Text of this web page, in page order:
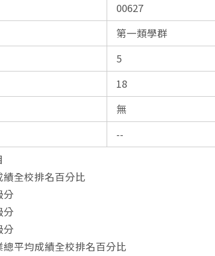
00627
第一類學群
5
18
無
--
績全校排名百分比
分
分
分
總平均成績全校排名百分比